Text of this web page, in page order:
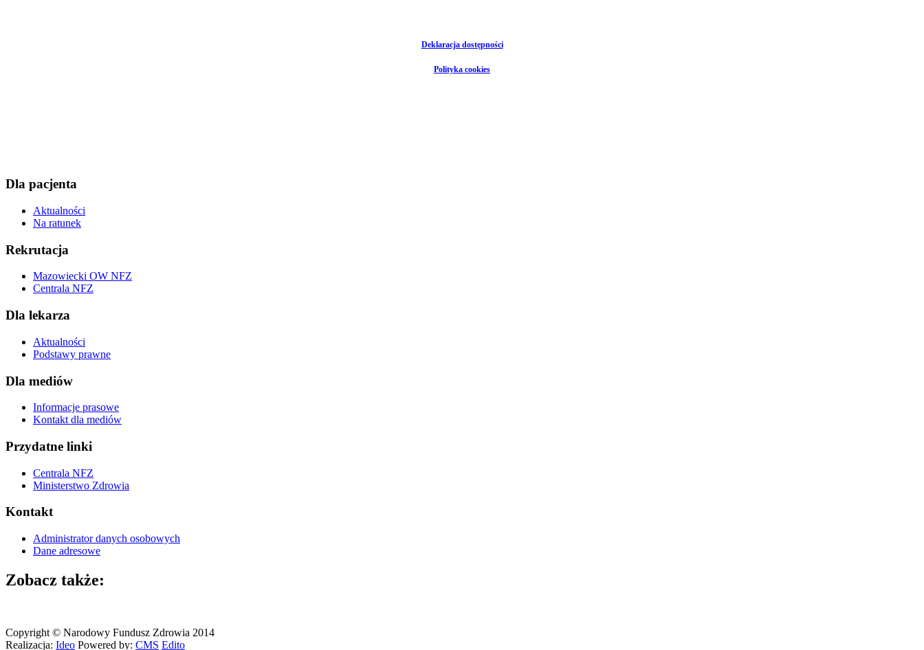
Deklaracja dostępności
Polityka cookies
Dla pacjenta
Aktualności
Na ratunek
Rekrutacja
Mazowiecki OW NFZ
Centrala NFZ
Dla lekarza
Aktualności
Podstawy prawne
Dla mediów
Informacje prasowe
Kontakt dla mediów
Przydatne linki
Centrala NFZ
Ministerstwo Zdrowia
Kontakt
Administrator danych osobowych
Dane adresowe
Zobacz także:
Copyright © Narodowy Fundusz Zdrowia 2014
Realizacja: Ideo Powered by: CMS Edito